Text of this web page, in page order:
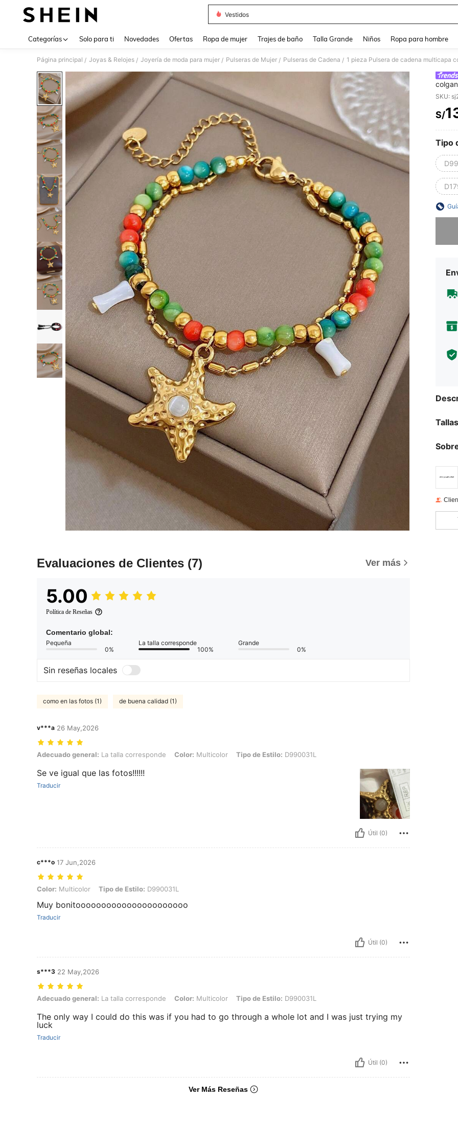
Vestidos
Categorías Solo para ti Novedades Ofertas Ropa de mujer Trajes de baño Talla Grande Niños Ropa para hombre
Página principal / Joyas & Relojes / Joyería de moda para mujer / Pulseras de Mujer / Pulseras de Cadena /
Evaluaciones de Clientes (7) Ver más
5.00
Política de Reseñas
Comentario global:
Pequeña
0%
La talla corresponde
100%
Grande
0%
Sin reseñas locales
como en las fotos (1) de buena calidad (1)
v***a 26 May,2026
Adecuado general: La talla corresponde, Color: Multicolor, Tipo de Estilo: D990031L
Adecuado general: La talla corresponde Color: Multicolor Tipo de Estilo: D990031L
Se ve igual que las fotos!!!!!!
Traducir
Útil (0)
c***o 17 Jun,2026
Color: Multicolor, Tipo de Estilo: D990031L
Color: Multicolor Tipo de Estilo: D990031L
Muy bonitoooooooooooooooooooooo
Traducir
Útil (0)
s***3 22 May,2026
Adecuado general: La talla corresponde, Color: Multicolor, Tipo de Estilo: D990031L
Adecuado general: La talla corresponde Color: Multicolor Tipo de Estilo: D990031L
The only way I could do this was if you had to go through a whole lot and I was just trying my
luck
Traducir
Útil (0)
Ver Más Reseñas
de
San
SKU:
S/
Tipo